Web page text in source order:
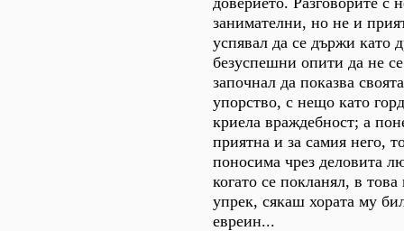
занимателни, но не и
успявал да се държи като
безуспешни опити да не
започнал да показва
упорство, с нещо като
криела враждебност; а
приятна и за самия него,
поносима чрез деловита
когато се покланял, в
упрек, сякаш хората му
евреин...